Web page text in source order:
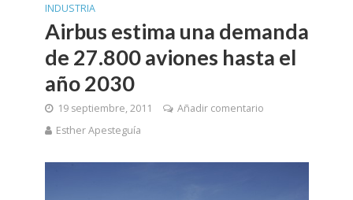
INDUSTRIA
Airbus estima una demanda
de 27.800 aviones hasta el
año 2030
19 septiembre, 2011
Añadir comentario
Esther Apesteguía